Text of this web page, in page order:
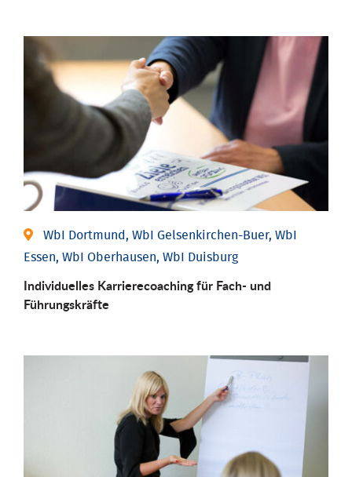
WbI Dortmund, WbI Gelsenkirchen-Buer, WbI
Essen, WbI Oberhausen, WbI Duisburg
Individu­elles Karrierecoaching für Fach-­ und
Führungs­kräfte